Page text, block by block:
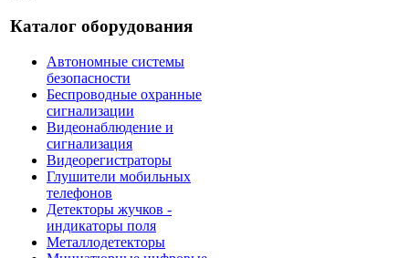
Каталог оборудования
Автономные системы
безопасности
Беспроводные охранные
сигнализации
Видеонаблюдение и
сигнализация
Видеорегистраторы
Глушители мобильных
телефонов
Детекторы жучков -
индикаторы поля
Металлодетекторы